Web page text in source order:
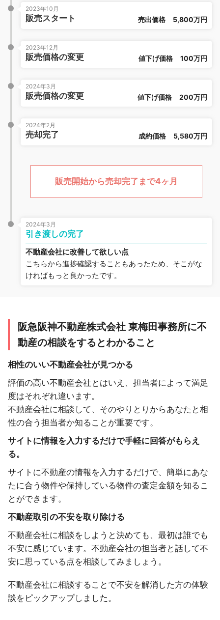
2023年10月
販売スタート 売出価格 5,800万円
2023年12月
販売価格の変更 値下げ価格 100万円
2024年3月
販売価格の変更 値下げ価格 200万円
2024年2月
売却完了 成約価格 5,580万円
販売開始から売却完了まで4ヶ月
2024年3月
引き渡しの完了
不動産会社に改善して欲しい点
こちらから進捗確認することもあったため、そこがな
ければもっと良かったです。
阪急阪神不動産株式会社 東梅田事務所に不
動産の相談をするとわかること
相性のいい不動産会社が見つかる
評価の高い不動産会社とはいえ、担当者によって満足
度はそれぞれ違います。
不動産会社に相談して、そのやりとりからあなたと相
性の合う担当者か知ることが重要です。
サイトに情報を入力するだけで手軽に回答がもらえ
る。
サイトに不動産の情報を入力するだけで、簡単にあな
たに合う物件や保持している物件の査定金額を知るこ
とができます。
不動産取引の不安を取り除ける
不動産会社に相談をしようと決めても、最初は誰でも
不安に感じています。不動産会社の担当者と話して不
安に思っている点を相談してみましょう。
不動産会社に相談することで不安を解消した方の体験
談をピックアップしました。